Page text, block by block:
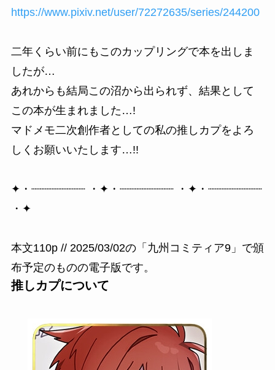
https://www.pixiv.net/user/72272635/series/244200
二年くらい前にもこのカップリングで本を出しま
したが…
あれからも結局この沼から出られず、結果として
この本が生まれました…!
マドメモ二次創作者としての私の推しカプをよろ
しくお願いいたします…!!
✦・┈┈┈┈┈┈┈┈ ・✦・┈┈┈┈┈┈┈┈ ・✦・┈┈┈┈┈┈┈┈
・✦
本文110p // 2025/03/02の「九州コミティア9」で頒
布予定のものの電子版です。
推しカプについて